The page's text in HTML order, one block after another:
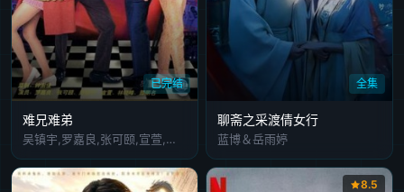
已完结
难兄难弟
吴镇宇,罗嘉良,张可颐,宣萱,林晓峰,滕丽名,赵静蓉,方世强,曾保华,黄纪莹,梁咏琳,郭少芸,刘江,白茵,骆达华,秦煌,梁葆贞,冯素波,蔡国庆,陈启泰,焦雄,郑家生,罗莽,罗浩楷,黎彼得,苏恩磁,戴耀明
全集
聊斋之采渡倩女行
蓝博＆岳雨婷
8.5